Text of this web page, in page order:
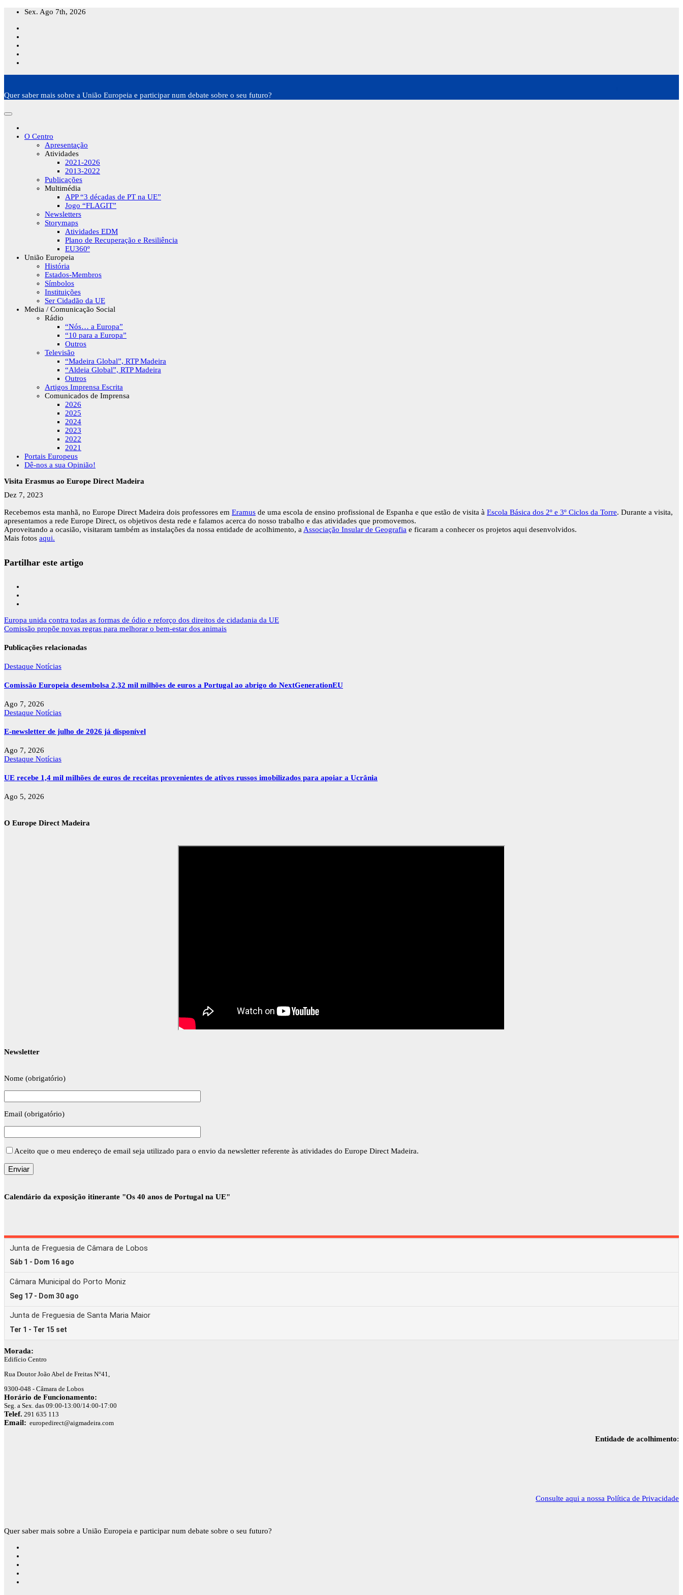
Skip
content
Sex. Ago 7th, 2026
Quer saber mais sobre a União Europeia e participar num debate sobre o seu futuro?
O Centro
Apresentação
Atividades
2021-2026
2013-2022
Publicações
Multimédia
APP “3 décadas de PT na UE”
Jogo “FLAGIT”
Newsletters
Storymaps
Atividades EDM
Plano de Recuperação e Resiliência
EU360º
União Europeia
História
Estados-Membros
Símbolos
Instituições
Ser Cidadão da UE
Media / Comunicação Social
Rádio
“Nós… a Europa”
“10 para a Europa”
Outros
Televisão
“Madeira Global”, RTP Madeira
“Aldeia Global”, RTP Madeira
Outros
Artigos Imprensa Escrita
Comunicados de Imprensa
2026
2025
2024
2023
2022
2021
Portais Europeus
Dê-nos a sua Opinião!
Visita Erasmus ao Europe Direct Madeira
Dez 7, 2023
Recebemos esta manhã, no Europe Direct Madeira dois professores em Eramus de uma escola de ensino profissional de Espanha e que estão de visita à Escola Básica dos 2º e 3º Ciclos da Torre. Durante a visita,
apresentamos a rede Europe Direct, os objetivos desta rede e falamos acerca do nosso trabalho e das atividades que promovemos.
Aproveitando a ocasião, visitaram também as instalações da nossa entidade de acolhimento, a Associação Insular de Geografia e ficaram a conhecer os projetos aqui desenvolvidos.
Mais fotos aqui.
Partilhar este artigo
Navegação
de
Europa unida contra todas as formas de ódio e reforço dos direitos de cidadania da UE
Comissão propõe novas regras para melhorar o bem-estar dos animais
Publicações relacionadas
Destaque Notícias
Comissão Europeia desembolsa 2,32 mil milhões de euros a Portugal ao abrigo do NextGenerationEU
Ago 7, 2026
Destaque Notícias
E-newsletter de julho de 2026 já disponível
Ago 7, 2026
Destaque Notícias
UE recebe 1,4 mil milhões de euros de receitas provenientes de ativos russos imobilizados para apoiar a Ucrânia
Ago 5, 2026
O Europe Direct Madeira
Newsletter
Nome (obrigatório)
Email (obrigatório)
Aceito que o meu endereço de email seja utilizado para o envio da newsletter referente às atividades do Europe Direct Madeira.
Calendário da exposição itinerante "Os 40 anos de Portugal na UE"
Morada:
Edifício Centro
Rua Doutor João Abel de Freitas N°41,
9300-048 - Câmara de Lobos
Horário de Funcionamento:
Seg. a Sex. das 09:00-13:00/14:00-17:00
Telef. 291 635 113
Email: europedirect@aigmadeira.com
Entidade de acolhimento:
Consulte aqui a nossa Política de Privacidade
Quer saber mais sobre a União Europeia e participar num debate sobre o seu futuro?